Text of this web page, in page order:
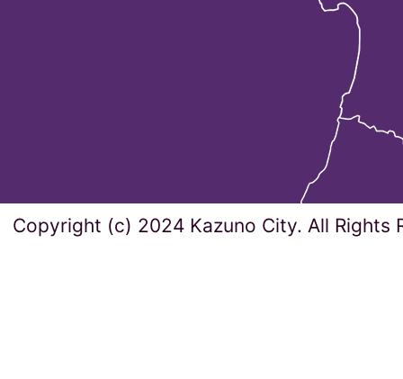
Copyright (c) 2024 Kazuno City. All Rights